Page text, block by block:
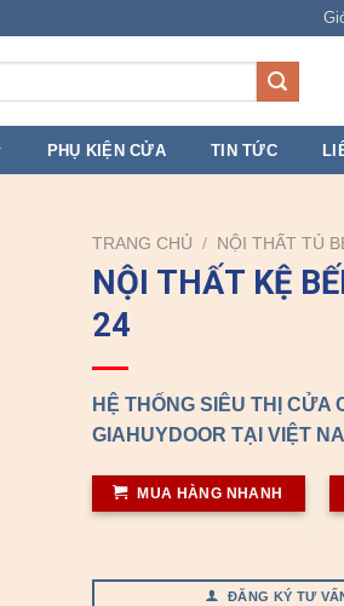
PHỤ KIỆN CỬA TIN TỨC
TRANG CHỦ / NỘI THẤT TỦ
NỘI THẤT KỆ
24
HỆ THỐNG SIÊU THỊ CỬA
GIAHUYDOOR TẠI VIỆT
MUA HÀNG NHANH
ĐĂNG KÝ TƯ